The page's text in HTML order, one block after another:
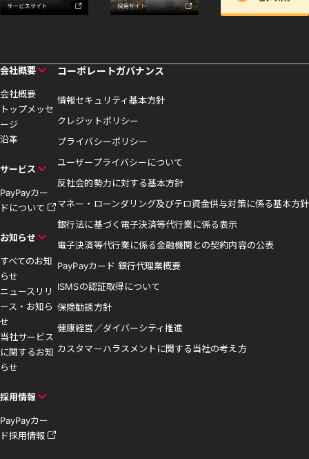
会社概要
会社概要
トップメッセ
ージ
沿革
サービス
PayPayカー
ドについて
お知らせ
すべてのお知
らせ
ニュースリリ
ース・お知ら
せ
当社サービス
に関するお知
らせ
採用情報
PayPayカー
ド採用情報
コーポレートガバナンス
情報セキュリティ基本方針
クレジットポリシー
プライバシーポリシー
ユーザープライバシーについて
反社会的勢力に対する基本方針
マネー・ローンダリング及びテロ資金供与対策に係る基本方針
銀行法に基づく電子決済等代行業に係る表示
電子決済等代行業に係る金融機関との契約内容の公表
PayPayカード 銀行代理業概要
ISMSの認証取得について
保険勧誘方針
健康経営／ダイバーシティ推進
カスタマーハラスメントに関する当社の考え方